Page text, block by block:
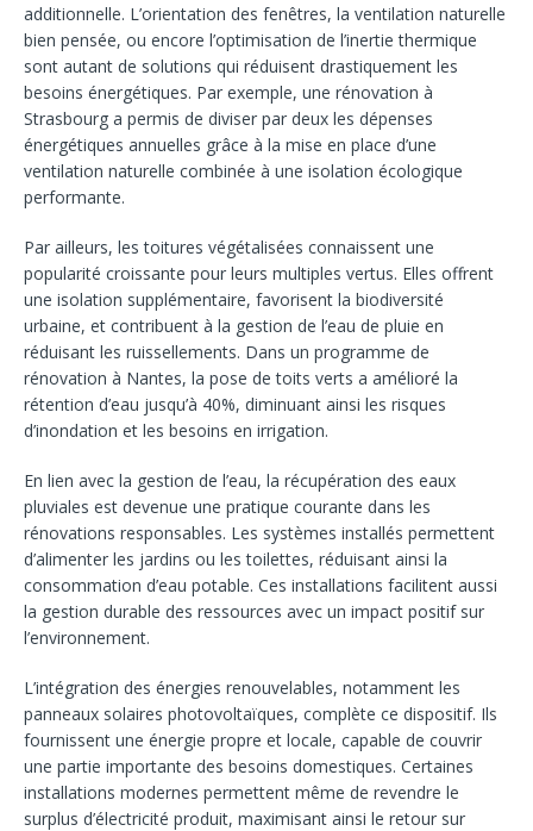
additionnelle. L’orientation des fenêtres, la ventilation naturelle
bien pensée, ou encore l’optimisation de l’inertie thermique
sont autant de solutions qui réduisent drastiquement les
besoins énergétiques. Par exemple, une rénovation à
Strasbourg a permis de diviser par deux les dépenses
énergétiques annuelles grâce à la mise en place d’une
ventilation naturelle combinée à une isolation écologique
performante.
Par ailleurs, les toitures végétalisées connaissent une
popularité croissante pour leurs multiples vertus. Elles offrent
une isolation supplémentaire, favorisent la biodiversité
urbaine, et contribuent à la gestion de l’eau de pluie en
réduisant les ruissellements. Dans un programme de
rénovation à Nantes, la pose de toits verts a amélioré la
rétention d’eau jusqu’à 40%, diminuant ainsi les risques
d’inondation et les besoins en irrigation.
En lien avec la gestion de l’eau, la récupération des eaux
pluviales est devenue une pratique courante dans les
rénovations responsables. Les systèmes installés permettent
d’alimenter les jardins ou les toilettes, réduisant ainsi la
consommation d’eau potable. Ces installations facilitent aussi
la gestion durable des ressources avec un impact positif sur
l’environnement.
L’intégration des énergies renouvelables, notamment les
panneaux solaires photovoltaïques, complète ce dispositif. Ils
fournissent une énergie propre et locale, capable de couvrir
une partie importante des besoins domestiques. Certaines
installations modernes permettent même de revendre le
surplus d’électricité produit, maximisant ainsi le retour sur